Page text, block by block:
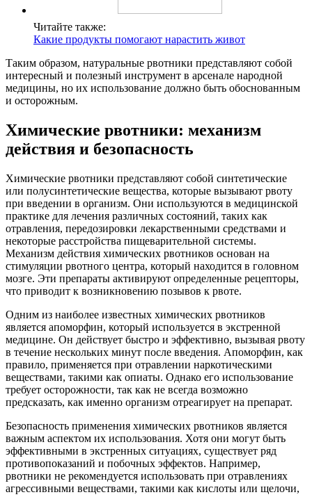
Читайте также:
Какие продукты помогают нарастить живот
Таким образом, натуральные рвотники представляют собой
интересный и полезный инструмент в арсенале народной
медицины, но их использование должно быть обоснованным
и осторожным.
Химические рвотники: механизм
действия и безопасность
Химические рвотники представляют собой синтетические
или полусинтетические вещества, которые вызывают рвоту
при введении в организм. Они используются в медицинской
практике для лечения различных состояний, таких как
отравления, передозировки лекарственными средствами и
некоторые расстройства пищеварительной системы.
Механизм действия химических рвотников основан на
стимуляции рвотного центра, который находится в головном
мозге. Эти препараты активируют определенные рецепторы,
что приводит к возникновению позывов к рвоте.
Одним из наиболее известных химических рвотников
является апоморфин, который используется в экстренной
медицине. Он действует быстро и эффективно, вызывая рвоту
в течение нескольких минут после введения. Апоморфин, как
правило, применяется при отравлении наркотическими
веществами, такими как опиаты. Однако его использование
требует осторожности, так как не всегда возможно
предсказать, как именно организм отреагирует на препарат.
Безопасность применения химических рвотников является
важным аспектом их использования. Хотя они могут быть
эффективными в экстренных ситуациях, существует ряд
противопоказаний и побочных эффектов. Например,
рвотники не рекомендуется использовать при отравлениях
агрессивными веществами, такими как кислоты или щелочи,